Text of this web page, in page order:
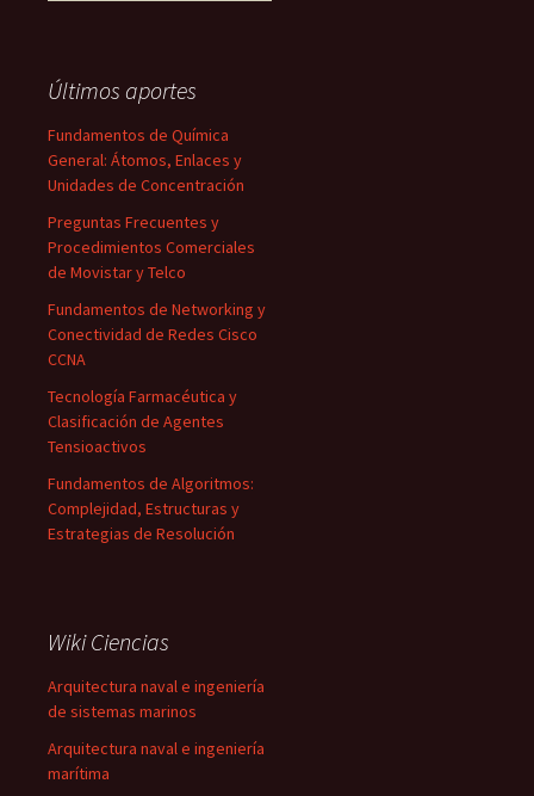
Últimos aportes
Fundamentos de Química
General: Átomos, Enlaces y
Unidades de Concentración
Preguntas Frecuentes y
Procedimientos Comerciales
de Movistar y Telco
Fundamentos de Networking y
Conectividad de Redes Cisco
CCNA
Tecnología Farmacéutica y
Clasificación de Agentes
Tensioactivos
Fundamentos de Algoritmos:
Complejidad, Estructuras y
Estrategias de Resolución
Wiki Ciencias
Arquitectura naval e ingeniería
de sistemas marinos
Arquitectura naval e ingeniería
marítima